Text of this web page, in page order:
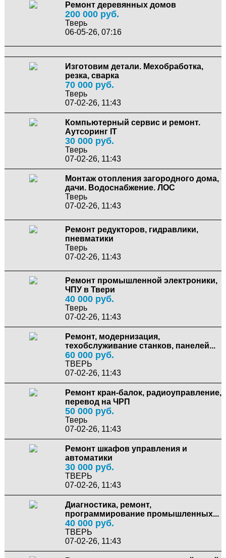
Ремонт деревянных домов
200 000 руб.
Тверь
06-05-26, 07:16
Изготовим детали. Мехобработка,
резка, сварка
70 000 руб.
Тверь
07-02-26, 11:43
Компьютерный сервис и ремонт.
Аутсоринг IT
30 000 руб.
Тверь
07-02-26, 11:43
Монтаж отопления загородного дома,
дачи. Водоснабжение. ЛОС
Тверь
07-02-26, 11:43
Ремонт редукторов, гидравлики,
пневматики
Тверь
07-02-26, 11:43
Ремонт промышленной электроники,
ЧПУ в Твери
40 000 руб.
Тверь
07-02-26, 11:43
Ремонт, модернизация,
техобслуживание станков, панелей...
60 000 руб.
ТВЕРЬ
07-02-26, 11:43
Ремонт кран-балок, радиоуправление,
перевод на ЧРП
50 000 руб.
Тверь
07-02-26, 11:43
Ремонт шкафов управления и
автоматики
30 000 руб.
ТВЕРЬ
07-02-26, 11:43
Диагностика, ремонт,
программирование промышленных...
40 000 руб.
ТВЕРЬ
07-02-26, 11:43